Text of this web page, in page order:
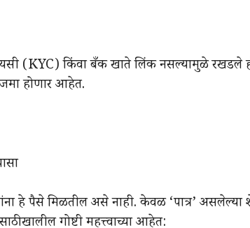
(KYC) किंवा बँक खाते लिंक नसल्यामुळे रखडले
होणार आहेत.
हे पैसे मिळतील असे नाही. केवळ ‘पात्र’ असलेल्या